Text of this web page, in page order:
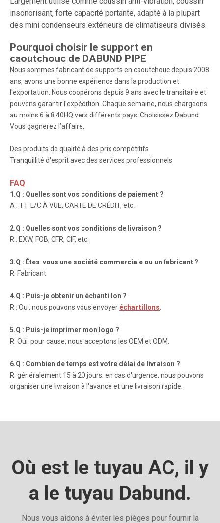
insonorisant, forte capacité portante, adapté à la plupart
des mini condenseurs extérieurs de climatiseurs divisés.
Pourquoi choisir le support en
caoutchouc de DABUND PIPE
Nous sommes fabricant de supports en caoutchouc depuis 2008
ans, avons une bonne expérience dans la production et
l'exportation. Nous coopérons depuis 9 ans avec le transitaire et
pouvons garantir l'expédition. Chaque semaine, nous chargeons
au moins 6 à 8 40HQ vers différents pays. Choisissez Dabund
Vous gagnerez l’affaire.
Des produits de qualité à des prix compétitifs
Tranquillité d'esprit avec des services professionnels
FAQ
1.Q : Quelles sont vos conditions de paiement ?
A : TT, L/C À VUE, CARTE DE CRÉDIT, etc.
2.Q : Quelles sont vos conditions de livraison ?
R : EXW, FOB, CFR, CIF, etc.
3.Q : Êtes-vous une société commerciale ou un fabricant ?
R: Fabricant
4.Q : Puis-je obtenir un échantillon ?
R : Oui, nous pouvons vous envoyer échantillons
5.Q : Puis-je imprimer mon logo ?
R: Oui, pour cause, nous acceptons les OEM et ODM.
6.Q : Combien de temps est votre délai de livraison ?
R: généralement 15 à 20 jours, en cas d'urgence, nous pouvons
organiser une livraison à l'avance et une livraison rapide.
Où est le tuyau AC, il y
a le tuyau Dabund.
Nous vous aidons à éviter les pièges pour fournir la